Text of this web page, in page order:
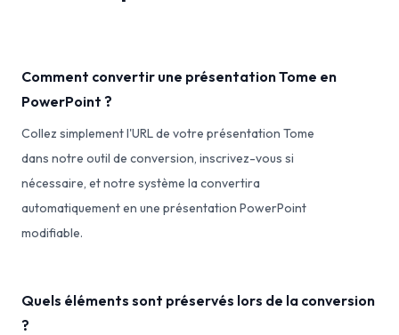
Comment convertir une présentation Tome en
PowerPoint ?
Collez simplement l'URL de votre présentation Tome
dans notre outil de conversion, inscrivez-vous si
nécessaire, et notre système la convertira
automatiquement en une présentation PowerPoint
modifiable.
Quels éléments sont préservés lors de la conversion
?